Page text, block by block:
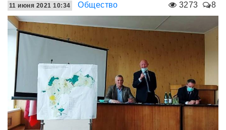
3273 8
11 июня 2021 10:34 Общество